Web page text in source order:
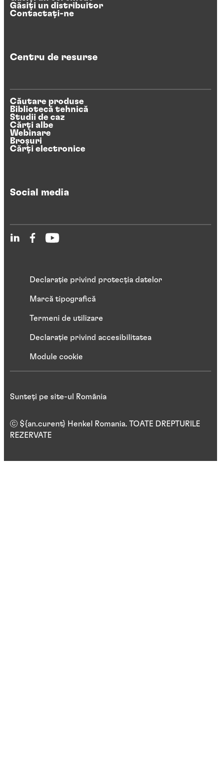
Găsiți un distribuitor
Contactați-ne
Centru de resurse
Căutare produse
Bibliotecă tehnică
Studii de caz
Cărți albe
Webinare
Broșuri
Cărți electronice
Social media
Declarație privind protecția datelor
Marcă tipografică
Termeni de utilizare
Declarație privind accesibilitatea
Module cookie
ⓒ ${an.curent} Henkel Romania. TOATE DREPTURILE
REZERVATE
Sunteți pe site-ul România